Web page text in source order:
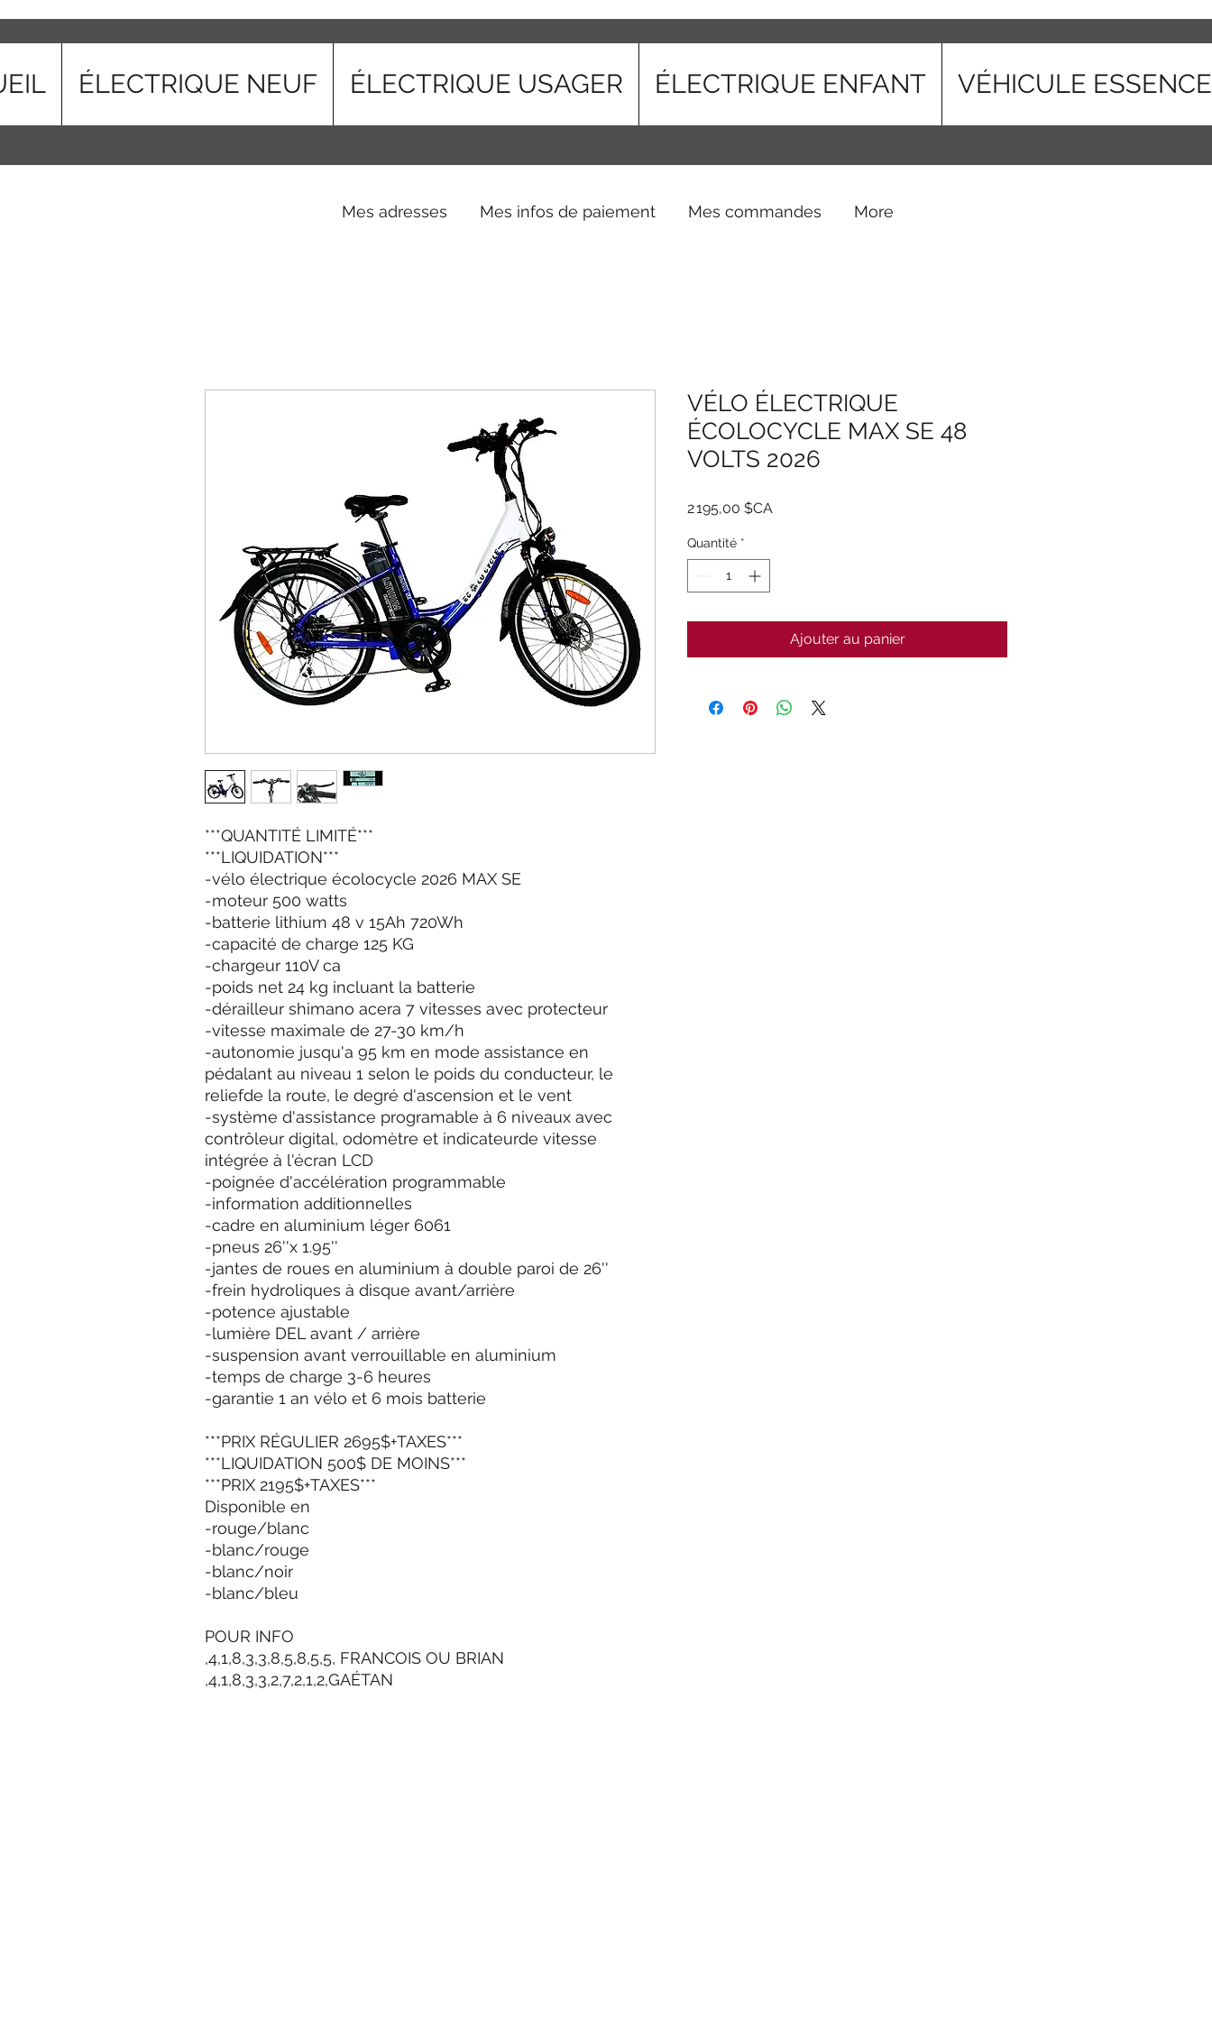
ÉLECTRIQUE NEUF ÉLECTRIQUE USAGER ÉLECTRIQUE ENFANT VÉHICULE ESSENCE
***QUANTITÉ LIMITÉ***
***LIQUIDATION***
-vélo électrique écolocycle 2026 MAX SE
-moteur 500 watts
-batterie lithium 48 v 15Ah 720Wh
-capacité de charge 125 KG
-chargeur 110V ca
-poids net 24 kg incluant la batterie
-dérailleur shimano acera 7 vitesses avec protecteur
-vitesse maximale de 27-30 km/h
-autonomie jusqu'a 95 km en mode assistance en
pédalant au niveau 1 selon le poids du conducteur, le
reliefde la route, le degré d'ascension et le vent
-système d'assistance programable à 6 niveaux avec
contrôleur digital, odomètre et indicateurde vitesse
intégrée à l'écran LCD
-poignée d'accélération programmable
-information additionnelles
-cadre en aluminium léger 6061
-pneus 26''x 1.95''
-jantes de roues en aluminium à double paroi de 26''
-frein hydroliques à disque avant/arrière
-potence ajustable
-lumière DEL avant / arrière
-suspension avant verrouillable en aluminium
-temps de charge 3-6 heures
-garantie 1 an vélo et 6 mois batterie
***PRIX RÉGULIER 2695$+TAXES***
***LIQUIDATION 500$ DE MOINS***
***PRIX 2195$+TAXES***
Disponible en
-rouge/blanc
-blanc/rouge
-blanc/noir
-blanc/bleu
POUR INFO
,4,1,8,3,3,8,5,8,5,5, FRANCOIS OU BRIAN
,4,1,8,3,3,2,7,2,1,2,GAÉTAN
VÉLO ÉLECTRIQUE
ÉCOLOCYCLE MAX SE 48
VOLTS 2026
2 195,00 $CA
Quantité *
Ajouter au panier
Mes adresses Mes infos de paiement Mes commandes More